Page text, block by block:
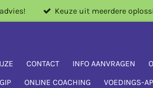
Keuze uit meerdere
CONTACT INFO AANVRAGEN
ONLINE COACHING VOEDINGS-